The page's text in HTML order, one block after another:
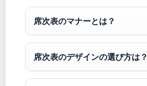
席次表のマナーとは？
席次表のデザインの選び方は？